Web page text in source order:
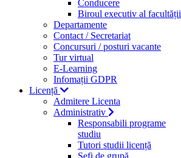
Conducere
Biroul executiv al facultății
Departamente
Contact / Secretariat
Concursuri / posturi vacante
Tur virtual
E-Learning
Infomații GDPR
Licență
Admitere Licenta
Administrativ
Responsabili programe
studiu
Tutori studii licență
Şefi de grupă